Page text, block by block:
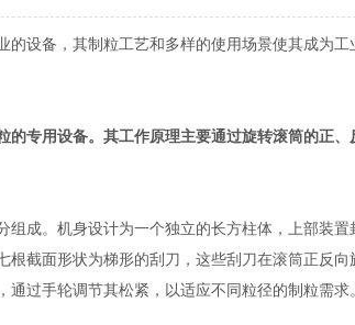
备，其制粒工艺和多样的使用场景使其成为
的专用设备。其工作原理主要通过旋转滚筒的正
。机身设计为一个独立的长方柱体，上部装置
截面形状为梯形的刮刀，这些刮刀在滚筒正反
过手轮调节其松紧，以适应不同粒径的制粒需求